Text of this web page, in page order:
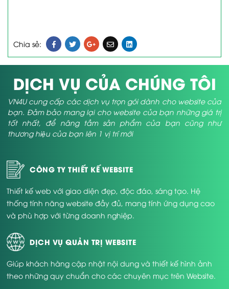
Chia sẻ:
DỊCH VỤ CỦA CHÚNG TÔI
VN4U cung cấp các dịch vụ trọn gói dành cho website của
bạn. Đảm bảo mang lại cho website của bạn những giá trị
tốt nhất, để nâng tầm sản phẩm của bạn cũng như
thương hiệu của bạn lên 1 vị trí mới
CÔNG TY THIẾT KẾ WEBSITE
Thiết kế web với giao diện đẹp, độc đáo, sáng tạo. Hệ
thống tính năng website đầy đủ, mang tính ứng dụng cao
và phù hợp với từng doanh nghiệp.
DỊCH VỤ QUẢN TRỊ WEBSITE
Giúp khách hàng cập nhật nội dung và thiết kế hình ảnh
theo những quy chuẩn cho các chuyên mục trên Website.